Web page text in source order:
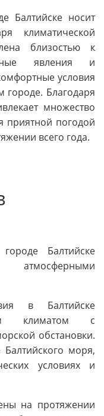
Балтийске носит
климатической
близостью к
явления и
условия
городе. Благодаря
множество
приятной погодой
всего года.
Балтийске
атмосферными
в Балтийске
климатом с
обстановки.
моря,
условиях и
на протяжении